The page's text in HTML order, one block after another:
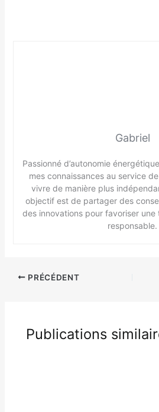
Gabriel
Passionné d’autonomie
mes connaissances au service
vivre de manière plus
objectif est de partager des
des innovations pour favoriser
responsable.
PRÉCÉDENT
Publications